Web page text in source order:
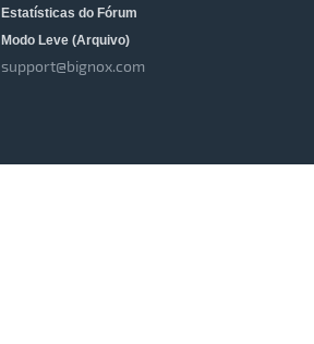
Estatísticas do Fórum
Modo Leve (Arquivo)
support@bignox.com